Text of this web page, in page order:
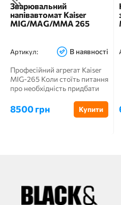
Зварювальний
напівавтомат Kaiser
MIG/MAG/MMA 265
Артикул: В наявності
Професійний агрегат Kaiser
MIG-265 Коли стоїть питання
про необхідність придбати
8500 грн Купити